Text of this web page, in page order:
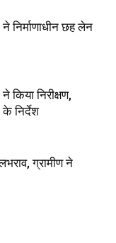
निर्माणाधीन छह लेन
किया निरीक्षण,
के निर्देश
ग्रामीण ने